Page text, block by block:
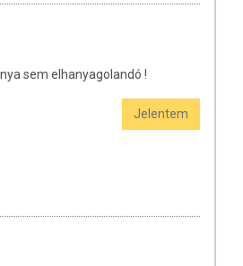
sem elhanyagolandó !
Jelentem